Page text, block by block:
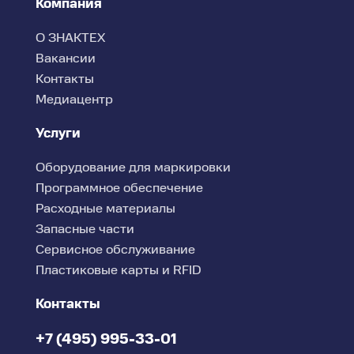
Компания
О ЗНАКТЕХ
Вакансии
Контакты
Медиацентр
Услуги
Оборудование для маркировки
Программное обеспечение
Расходные материалы
Запасные части
Сервисное обслуживание
Пластиковые карты и RFID
Контакты
+7 (495) 995-33-01